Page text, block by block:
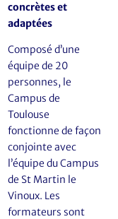
concrètes et
adaptées
Composé d’une
équipe de 20
personnes, le
Campus de
Toulouse
fonctionne de façon
conjointe avec
l’équipe du Campus
de St Martin le
Vinoux. Les
formateurs sont